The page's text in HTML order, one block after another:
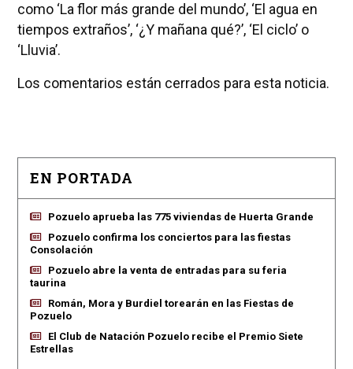
como ‘La flor más grande del mundo’, ‘El agua en
tiempos extraños’, ‘¿Y mañana qué?’, ‘El ciclo’ o
‘Lluvia’.
Los comentarios están cerrados para esta noticia.
EN PORTADA
Pozuelo aprueba las 775 viviendas de Huerta Grande
Pozuelo confirma los conciertos para las fiestas
Consolación
Pozuelo abre la venta de entradas para su feria
taurina
Román, Mora y Burdiel torearán en las Fiestas de
Pozuelo
El Club de Natación Pozuelo recibe el Premio Siete
Estrellas